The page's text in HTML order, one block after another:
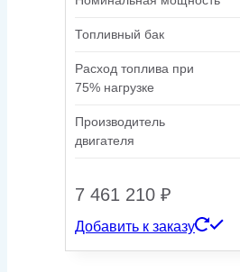
Топливный бак
Расход топлива при
75% нагрузке
Производитель
двигателя
7 461 210 ₽
Добавить к заказу